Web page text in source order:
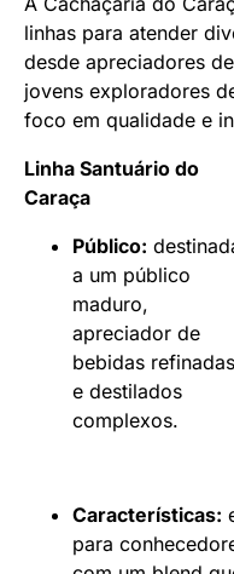
linhas para atender
desde apreciadores
jovens exploradores
foco em qualidade e
Linha Santuário do
Caraça
Público:
a um público
maduro,
apreciador de
bebidas refinadas
e destilados
complexos.
Características:
para